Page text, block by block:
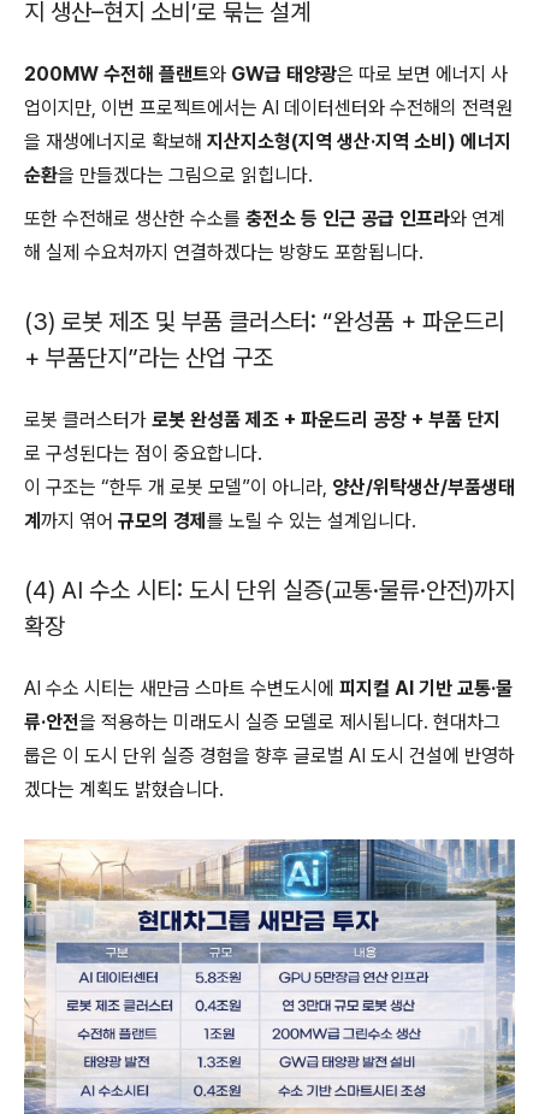
지 생산–현지 소비’로 묶는 설계
200MW 수전해 플랜트와 GW급 태양광은 따로 보면 에너지 사
업이지만, 이번 프로젝트에서는 AI 데이터센터와 수전해의 전력원
을 재생에너지로 확보해 지산지소형(지역 생산·지역 소비) 에너지
순환을 만들겠다는 그림으로 읽힙니다.
또한 수전해로 생산한 수소를 충전소 등 인근 공급 인프라와 연계
해 실제 수요처까지 연결하겠다는 방향도 포함됩니다.
(3) 로봇 제조 및 부품 클러스터: “완성품 + 파운드리
+ 부품단지”라는 산업 구조
로봇 클러스터가 로봇 완성품 제조 + 파운드리 공장 + 부품 단지
로 구성된다는 점이 중요합니다.
이 구조는 “한두 개 로봇 모델”이 아니라, 양산/위탁생산/부품생태
계 까지 엮어 규모의 경제 를 노릴 수 있는 설계입니다.
(4) AI 수소 시티: 도시 단위 실증(교통·물류·안전)까지
확장
AI 수소 시티는 새만금 스마트 수변도시에 피지컬 AI 기반 교통·물
류·안전을 적용하는 미래도시 실증 모델로 제시됩니다. 현대차그
룹은 이 도시 단위 실증 경험을 향후 글로벌 AI 도시 건설에 반영하
겠다는 계획도 밝혔습니다.